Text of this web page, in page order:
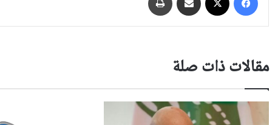
مقالات ذات صلة